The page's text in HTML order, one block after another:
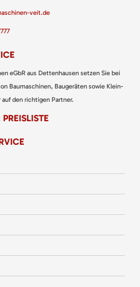
veit.de
eGbR aus Dettenhausen setzen Sie bei
Baumaschinen, Baugeräten sowie Klein-
den richtigen Partner.